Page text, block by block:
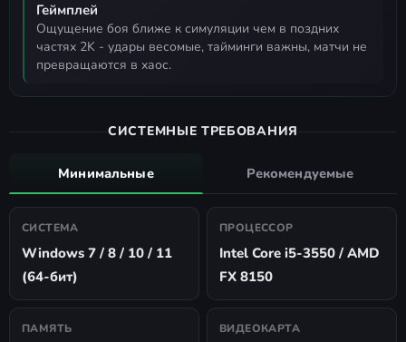
Геймплей
ощущение боя ближе к симуляции чем в поздних
частях 2K - удары весомые, тайминги важны, матчи не
превращаются в хаос.
СИСТЕМНЫЕ ТРЕБОВАНИЯ
Минимальные Рекомендуемые
СИСТЕМА
Windows 7 / 8 / 10 / 11
(64-бит)
ПРОЦЕССОР
Intel Core i5-3550 / AMD
FX 8150
ПАМЯТЬ ВИДЕОКАРТА